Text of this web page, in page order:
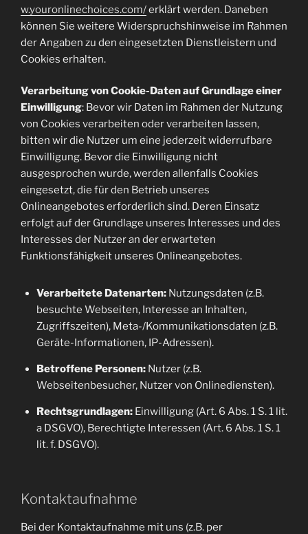
w.youronlinechoices.com/erklärt werden. Daneben
können Sie weitere Widerspruchshinweise im Rahmen
der Angaben zu den eingesetzten Dienstleistern und
Cookies erhalten.
Verarbeitung von Cookie-Daten auf Grundlage einer
Einwilligung: Bevor wir Daten im Rahmen der Nutzung
von Cookies verarbeiten oder verarbeiten lassen,
bitten wir die Nutzer um eine jederzeit widerrufbare
Einwilligung. Bevor die Einwilligung nicht
ausgesprochen wurde, werden allenfalls Cookies
eingesetzt, die für den Betrieb unseres
Onlineangebotes erforderlich sind. Deren Einsatz
erfolgt auf der Grundlage unseres Interesses und des
Interesses der Nutzer an der erwarteten
Funktionsfähigkeit unseres Onlineangebotes.
Verarbeitete Datenarten:Nutzungsdaten (z.B.
besuchte Webseiten, Interesse an Inhalten,
Zugriffszeiten), Meta-/Kommunikationsdaten (z.B.
Geräte-Informationen, IP-Adressen).
Betroffene Personen:Nutzer (z.B.
Webseitenbesucher, Nutzer von Onlinediensten).
Rechtsgrundlagen:Einwilligung (Art. 6 Abs. 1 S. 1 lit.
a DSGVO), Berechtigte Interessen (Art. 6 Abs. 1 S. 1
lit. f. DSGVO).
Kontaktaufnahme
Bei der Kontaktaufnahme mit uns (z.B. per